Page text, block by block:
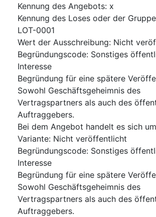
Kennung des Angebots: x
Kennung des Loses oder der
LOT-0001
Wert der Ausschreibung: Nicht
Begründungscode: Sonstiges
Interesse
Begründung für eine spätere
Sowohl Geschäftsgeheimnis des
Vertragspartners als auch des
Auftraggebers.
Bei dem Angebot handelt es sich
Variante: Nicht veröffentlicht
Begründungscode: Sonstiges
Interesse
Begründung für eine spätere
Sowohl Geschäftsgeheimnis des
Vertragspartners als auch des
Auftraggebers.